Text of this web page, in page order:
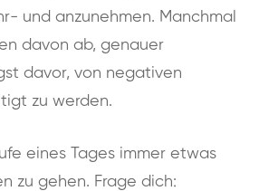
und anzunehmen. Manchmal
davon ab, genauer
davor, von negativen
zu werden.
eines Tages immer etwas
zu gehen. Frage dich: